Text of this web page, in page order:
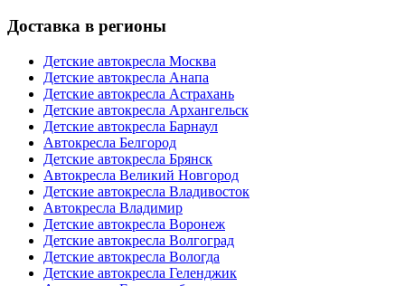
Доставка в регионы
Детские автокресла Москва
Детские автокресла Анапа
Детские автокресла Астрахань
Детские автокресла Архангельск
Детские автокресла Барнаул
Автокресла Белгород
Детские автокресла Брянск
Автокресла Великий Новгород
Детские автокресла Владивосток
Автокресла Владимир
Детские автокресла Воронеж
Детские автокресла Волгоград
Детские автокресла Вологда
Детские автокресла Геленджик